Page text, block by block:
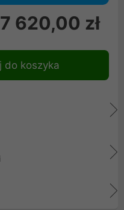
620,00 zł
do koszyka